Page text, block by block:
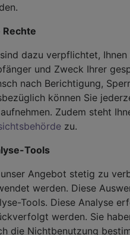
Rechte
dazu verpflichtet,
und Zweck Ihrer
nach Berichtigung,
können Sie
Zudem steht
zu.
Tools
Angebot stetig zu
werden. Diese
Tools. Diese Analyse
werden. Sie
die Nichtbenutzung